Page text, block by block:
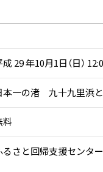
29 年10月1日（日）
本一の渚 九十九里浜
料
るさと回帰支援センター